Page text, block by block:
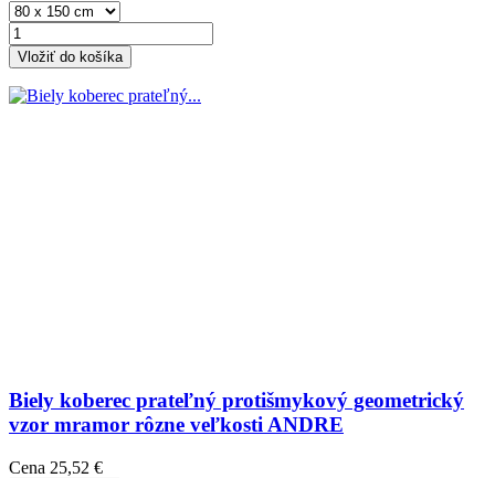
Vložiť do košíka
Biely koberec prateľný protišmykový geometrický
vzor mramor rôzne veľkosti ANDRE
Cena 25,52 €